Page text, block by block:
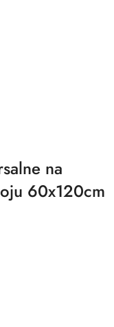
na
60x120cm